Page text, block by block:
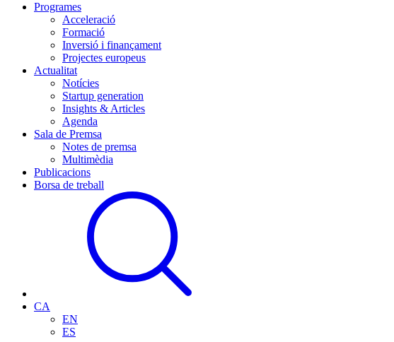
Programes
Acceleració
Formació
Inversió i finançament
Projectes europeus
Actualitat
Notícies
Startup generation
Insights & Articles
Agenda
Sala de Premsa
Notes de premsa
Multimèdia
Publicacions
Borsa de treball
CA
EN
ES